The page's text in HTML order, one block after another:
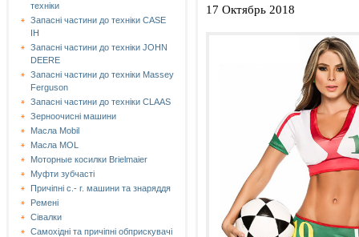
техніки
Запасні частини до техніки CASE
IH
Запасні частини до техніки JOHN
DEERE
Запасні частини до техніки Massey
Ferguson
Запасні частини до техніки СLAAS
Зерноочисні машини
Масла Mobil
Масла MOL
Моторные косилки Brielmaier
Муфти зубчасті
Причіпні с.- г. машини та знаряддя
Ремені
Сівалки
Самохідні та причіпні обприскувачі
17 Октябрь 2018